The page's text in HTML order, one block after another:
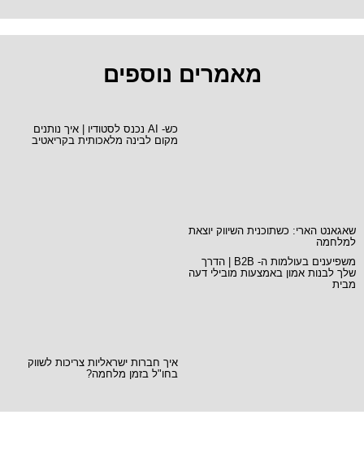
מאמרים נוספים
שאגאנט הארי: כשתוכנית השיווק יוצאת
למלחמה
כש- AI נכנס לסטודיו | איך נותנים
מקום לבינה מלאכותית בקריאטיב
משפיענים בעולמות ה- B2B | הדרך
שלך לבנות אמון באמצעות מובילי דעה
מבית
איך חברות ישראליות צריכות לשווק
בחו"ל בזמן מלחמה?